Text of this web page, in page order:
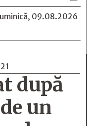
09.08.2026
după
un